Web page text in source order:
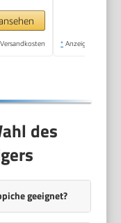
* Anzeige
des
geeignet?